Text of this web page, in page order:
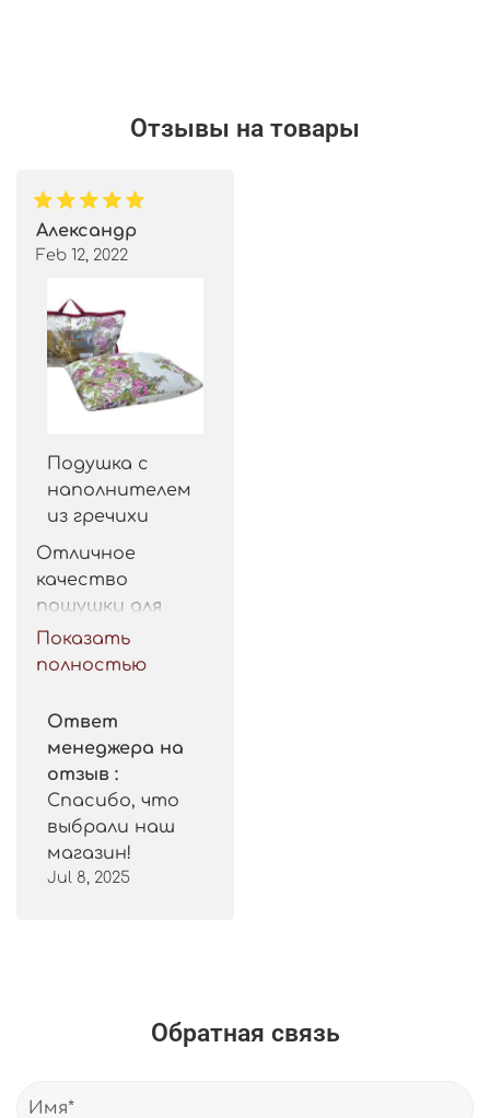
Отзывы на товары
Александр
Feb 12, 2022
Подушка с
наполнителем
из гречихи
Отличное
качество
пошушки для
такой цены.
Рекомендую.
Показать
полностью
Ответ
менеджера на
отзыв :
Спасибо, что
выбрали наш
магазин!
Jul 8, 2025
Обратная связь